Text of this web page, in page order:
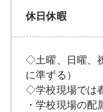
休日休暇
◇土曜、日曜、
に準ずる）
◇学校現場では
・学校現場の